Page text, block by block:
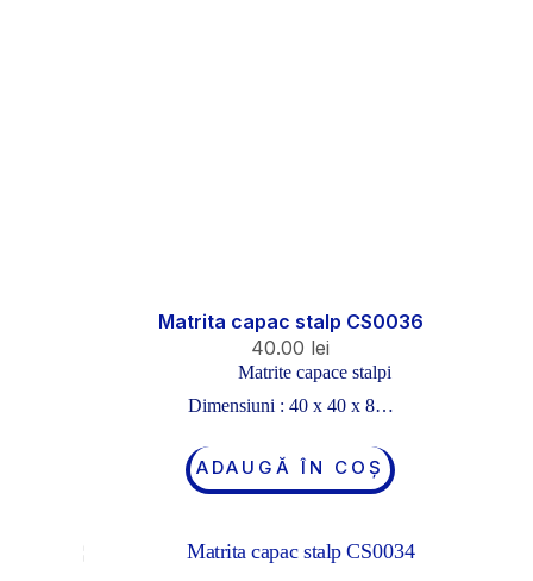
Matrita capac stalp CS0036
40.00 lei
Matrite capace stalpi
Dimensiuni : 40 x 40 x 8…
ADAUGĂ ÎN COȘ